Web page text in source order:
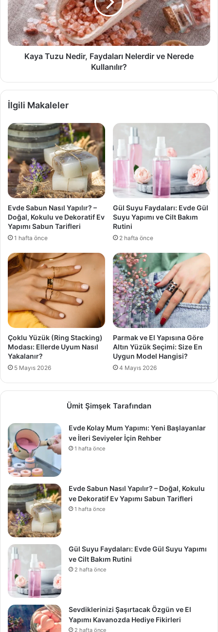
Nelerdir
ve
Nerede
Kullanılır?
Kaya Tuzu Nedir, Faydaları Nelerdir ve Nerede
Kullanılır?
İlgili Makaleler
Evde Sabun Nasıl Yapılır? –
Doğal, Kokulu ve Dekoratif Ev
Yapımı Sabun Tarifleri
1 hafta önce
Gül Suyu Faydaları: Evde Gül
Suyu Yapımı ve Cilt Bakım
Rutini
2 hafta önce
Çoklu Yüzük (Ring Stacking)
Modası: Ellerde Uyum Nasıl
Yakalanır?
5 Mayıs 2026
Parmak ve El Yapısına Göre
Altın Yüzük Seçimi: Size En
Uygun Model Hangisi?
4 Mayıs 2026
Ümit Şimşek Tarafından
Evde Kolay Mum Yapımı: Yeni Başlayanlar
ve İleri Seviyeler İçin Rehber
1 hafta önce
Evde Sabun Nasıl Yapılır? – Doğal, Kokulu
ve Dekoratif Ev Yapımı Sabun Tarifleri
1 hafta önce
Gül Suyu Faydaları: Evde Gül Suyu Yapımı
ve Cilt Bakım Rutini
2 hafta önce
Sevdiklerinizi Şaşırtacak Özgün ve El
Yapımı Kavanozda Hediye Fikirleri
2 hafta önce